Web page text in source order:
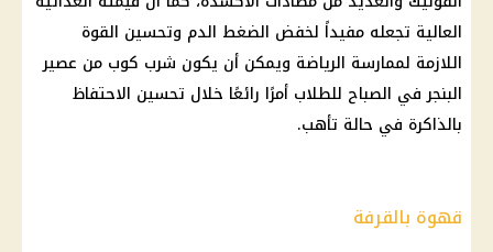
العالية تجعله مفيداً لخفض الضغط الدم وتحسين القوة
اللازمة لممارسة الرياضة ويمكن أن يكون شرب كوب من عصير
البنجر في الصباح للطلاب أمرًا رائعًا خلال تحسين الاحتفاظ
بالذاكرة في حالة تأهب.
قهوة بالقرفة